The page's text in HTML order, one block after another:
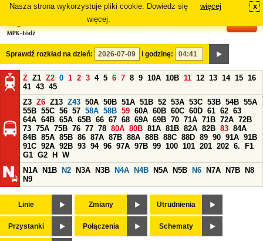
Nasza strona wykorzystuje pliki cookie. Dowiedz się
więcej.
więcej x
Sprawdź rozkład na dzień: i godzinę:
Z Z1 Z2 0 1 2 3 4 5 6 7 8 9 10A 10B 11 12 13 14 15 16
41 43 45
Z3 Z6 Z13 Z43 50A 50B 51A 51B 52 53A 53C 53B 54B 55A
55B 55C 56 57 58A 58B 59 60A 60B 60C 60D 61 62 63
64A 64B 65A 65B 66 67 68 69A 69B 70 71A 71B 72A 72B
73 75A 75B 76 77 78 80A 80B 81A 81B 82A 82B 83 84A
84B 85A 85B 86 87A 87B 88A 88B 88C 88D 89 90 91A 91B
91C 92A 92B 93 94 96 97A 97B 99 100 101 201 202 6.
F1
G1 G2 H
W
N1A
N1B N2 N3A N3B N4A N4B N5A N5B N6 N7A N7B
N8
N9
Linie Zmiany Utrudnienia
Przystanki Połączenia Schematy